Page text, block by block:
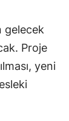
gelecek
Proje
yeni